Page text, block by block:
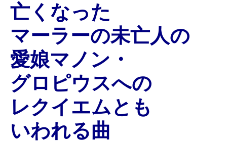
亡くなった
マーラーの未亡人の
愛娘マノン・
グロピウスへの
レクイエムとも
いわれる曲